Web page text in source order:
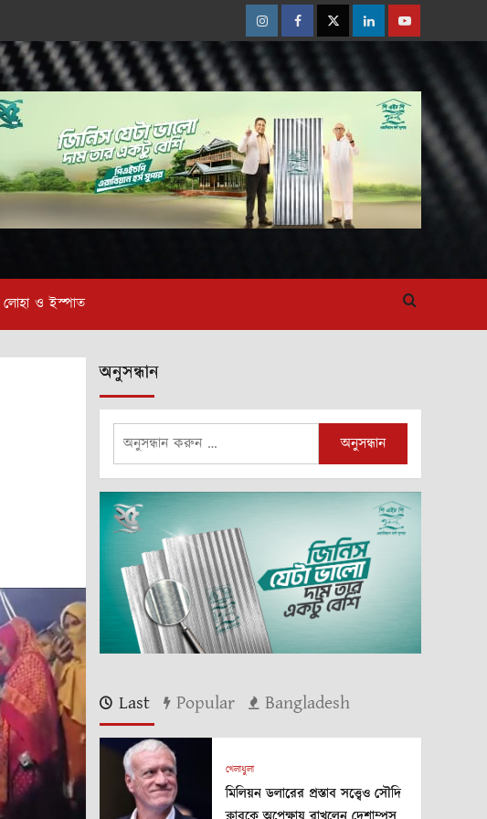
InstagramFacebookTwitterLinkedinYoutube
লোহা ও ইস্পাত
অনুসন্ধান
অনুসন্ধানঃ
Last Popular Bangladesh
খেলাধুলা
মিলিয়ন ডলারের প্রস্তাব সত্ত্বেও সৌদি